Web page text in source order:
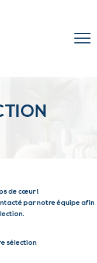
de cœur !
par notre équipe afin
sélection